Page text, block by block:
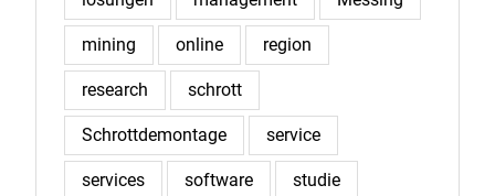
mining online region
research schrott
Schrottdemontage service
services software studie